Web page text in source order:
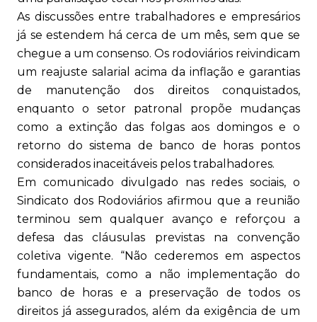
As discussões entre trabalhadores e empresários
já se estendem há cerca de um mês, sem que se
chegue a um consenso. Os rodoviários reivindicam
um reajuste salarial acima da inflação e garantias
de manutenção dos direitos conquistados,
enquanto o setor patronal propõe mudanças
como a extinção das folgas aos domingos e o
retorno do sistema de banco de horas pontos
considerados inaceitáveis pelos trabalhadores.
Em comunicado divulgado nas redes sociais, o
Sindicato dos Rodoviários afirmou que a reunião
terminou sem qualquer avanço e reforçou a
defesa das cláusulas previstas na convenção
coletiva vigente. “Não cederemos em aspectos
fundamentais, como a não implementação do
banco de horas e a preservação de todos os
direitos já assegurados, além da exigência de um